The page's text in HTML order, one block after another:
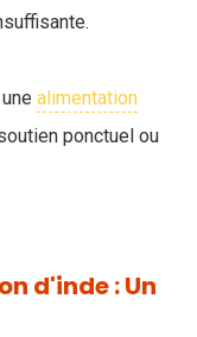
alimentation
ponctuel ou
d'inde : Un